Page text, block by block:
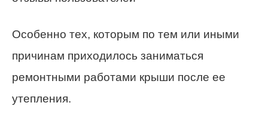
Особенно тех, которым по тем или иными
причинам приходилось заниматься
ремонтными работами крыши после ее
утепления.